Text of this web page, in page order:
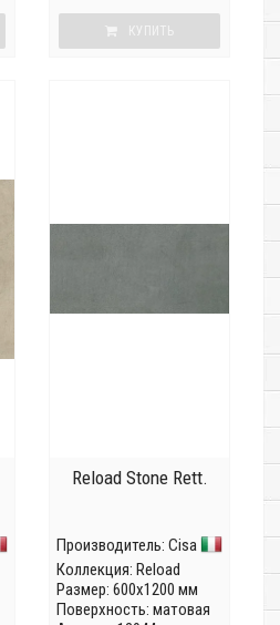
КУПИТЬ
Reload Stone Rett.
Производитель: Cisa
Коллекция: Reload
Размер: 600x1200 мм
Поверхность: матовая